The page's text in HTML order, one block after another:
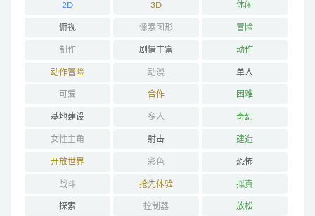
2D 3D 休闲
俯视 像素图形 冒险
制作 剧情丰富 动作
动作冒险 动漫 单人
可爱 合作 困难
基地建设 多人 奇幻
女性主角 射击 建造
开放世界 彩色 恐怖
战斗 抢先体验 拟真
探索 控制器 放松